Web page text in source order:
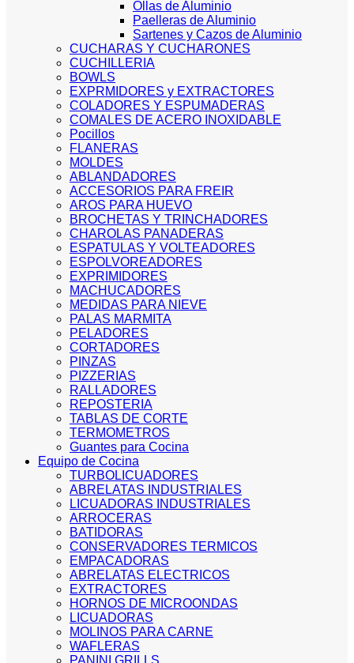
Ollas de Aluminio
Paelleras de Aluminio
Sartenes y Cazos de Aluminio
CUCHARAS Y CUCHARONES
CUCHILLERIA
BOWLS
EXPRMIDORES y EXTRACTORES
COLADORES Y ESPUMADERAS
COMALES DE ACERO INOXIDABLE
Pocillos
FLANERAS
MOLDES
ABLANDADORES
ACCESORIOS PARA FREIR
AROS PARA HUEVO
BROCHETAS Y TRINCHADORES
CHAROLAS PANADERAS
ESPATULAS Y VOLTEADORES
ESPOLVOREADORES
EXPRIMIDORES
MACHUCADORES
MEDIDAS PARA NIEVE
PALAS MARMITA
PELADORES
CORTADORES
PINZAS
PIZZERIAS
RALLADORES
REPOSTERIA
TABLAS DE CORTE
TERMOMETROS
Guantes para Cocina
Equipo de Cocina
TURBOLICUADORES
ABRELATAS INDUSTRIALES
LICUADORAS INDUSTRIALES
ARROCERAS
BATIDORAS
CONSERVADORES TERMICOS
EMPACADORAS
ABRELATAS ELECTRICOS
EXTRACTORES
HORNOS DE MICROONDAS
LICUADORAS
MOLINOS PARA CARNE
WAFLERAS
PANINI GRILLS